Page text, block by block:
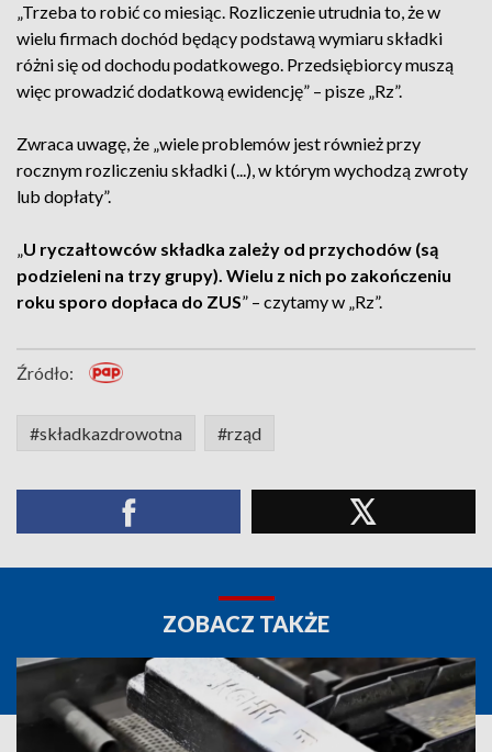
„Trzeba to robić co miesiąc. Rozliczenie utrudnia to, że w
wielu firmach dochód będący podstawą wymiaru składki
różni się od dochodu podatkowego. Przedsiębiorcy muszą
więc prowadzić dodatkową ewidencję” – pisze „Rz”.
Zwraca uwagę, że „wiele problemów jest również przy
rocznym rozliczeniu składki (...), w którym wychodzą zwroty
lub dopłaty”.
„U ryczałtowców składka zależy od przychodów (są
podzieleni na trzy grupy). Wielu z nich po zakończeniu
roku sporo dopłaca do ZUS” – czytamy w „Rz”.
Źródło:
#składkazdrowotna #rząd
ZOBACZ TAKŻE